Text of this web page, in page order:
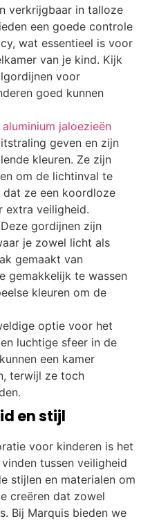
verkrijgbaar in talloze
een goede controle
wat essentieel is voor
van je kind. Kijk
voor
goed kunnen
aluminium jaloezieën
geven en zijn
kleuren. Ze zijn
om de lichtinval te
ze een koordloze
extra veiligheid.
gordijnen zijn
je zowel licht als
gemaakt van
gemakkelijk te wassen
kleuren om de
optie voor het
luchtige sfeer in de
kunnen een kamer
terwijl ze toch
en stijl
voor kinderen is het
tussen veiligheid
stijlen en materialen om
creëren dat zowel
Bij Marquis bieden we